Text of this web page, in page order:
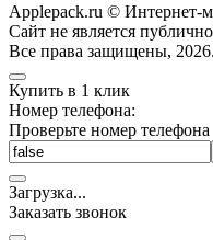
Applepack.ru © Интернет-
Cайт не является
Все права защищены, 2026.
Купить в 1 клик
Номер телефона:
Проверьте номер телефона
Загрузка...
Заказать звонок